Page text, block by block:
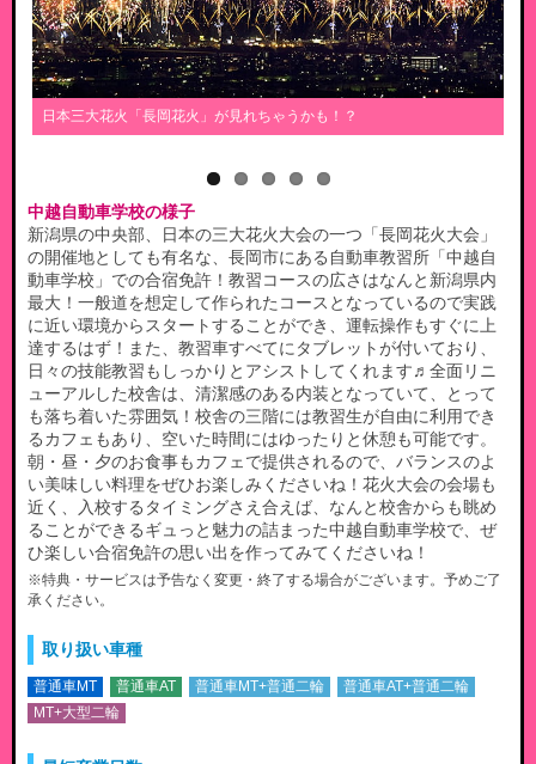
日本三大花火「長岡花火」が見れちゃうかも！？
Previous Next
中越自動車学校の様子
新潟県の中央部、日本の三大花火大会の一つ「長岡花火大会」
の開催地としても有名な、長岡市にある自動車教習所「中越自
動車学校」での合宿免許！教習コースの広さはなんと新潟県内
最大！一般道を想定して作られたコースとなっているので実践
に近い環境からスタートすることができ、運転操作もすぐに上
達するはず！また、教習車すべてにタブレットが付いており、
日々の技能教習もしっかりとアシストしてくれます♬全面リニ
ューアルした校舎は、清潔感のある内装となっていて、とって
も落ち着いた雰囲気！校舎の三階には教習生が自由に利用でき
るカフェもあり、空いた時間にはゆったりと休憩も可能です。
朝・昼・夕のお食事もカフェで提供されるので、バランスのよ
い美味しい料理をぜひお楽しみくださいね！花火大会の会場も
近く、入校するタイミングさえ合えば、なんと校舎からも眺め
ることができるギュっと魅力の詰まった中越自動車学校で、ぜ
ひ楽しい合宿免許の思い出を作ってみてくださいね！
※特典・サービスは予告なく変更・終了する場合がございます。予めご了
承ください。
取り扱い車種
普通車MT 普通車AT 普通車MT+普通二輪
普通車AT+普通二輪
MT+大型二輪